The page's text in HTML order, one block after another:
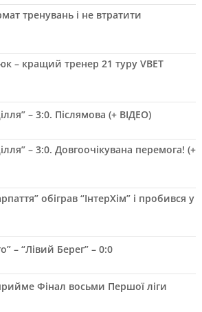
тренувань і не втратити
– кращий тренер 21 туру VBET
– 3:0. Післямова (+ ВІДЕО)
– 3:0. Довгоочікувана перемога! (+
обіграв “ІнтерХім” і пробився у
– “Лівий Берег” – 0:0
Фінал восьми Першої ліги